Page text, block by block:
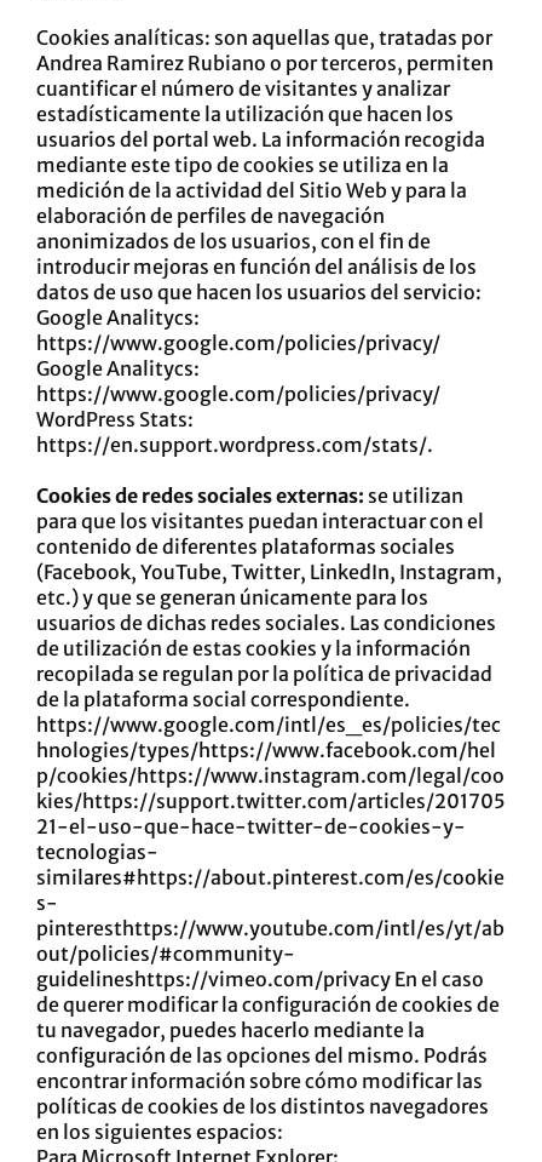
Cookies analíticas: son aquellas que, tratadas por
Andrea Ramirez Rubiano o por terceros, permiten
cuantificar el número de visitantes y analizar
estadísticamente la utilización que hacen los
usuarios del portal web. La información recogida
mediante este tipo de cookies se utiliza en la
medición de la actividad del Sitio Web y para la
elaboración de perfiles de navegación
anonimizados de los usuarios, con el fin de
introducir mejoras en función del análisis de los
datos de uso que hacen los usuarios del servicio:
Google Analitycs:
https://www.google.com/policies/privacy/
Google Analitycs:
https://www.google.com/policies/privacy/
WordPress Stats:
https://en.support.wordpress.com/stats/.
Cookies de redes sociales externas: se utilizan
para que los visitantes puedan interactuar con el
contenido de diferentes plataformas sociales
(Facebook, YouTube, Twitter, LinkedIn, Instagram,
etc.) y que se generan únicamente para los
usuarios de dichas redes sociales. Las condiciones
de utilización de estas cookies y la información
recopilada se regulan por la política de privacidad
de la plataforma social correspondiente.
https://www.google.com/intl/es_es/policies/tec
hnologies/types/https://www.facebook.com/hel
p/cookies/https://www.instagram.com/legal/coo
kies/https://support.twitter.com/articles/201705
21-el-uso-que-hace-twitter-de-cookies-y-
tecnologias-
similares# https://about.pinterest.com/es/cookie
s-
pinteresthttps://www.youtube.com/intl/es/yt/ab
out/policies/#community-
guidelines https://vimeo.com/privacy En el caso
de querer modificar la configuración de cookies de
tu navegador, puedes hacerlo mediante la
configuración de las opciones del mismo. Podrás
encontrar información sobre cómo modificar las
políticas de cookies de los distintos navegadores
en los siguientes espacios:
Para Microsoft Internet Explorer: